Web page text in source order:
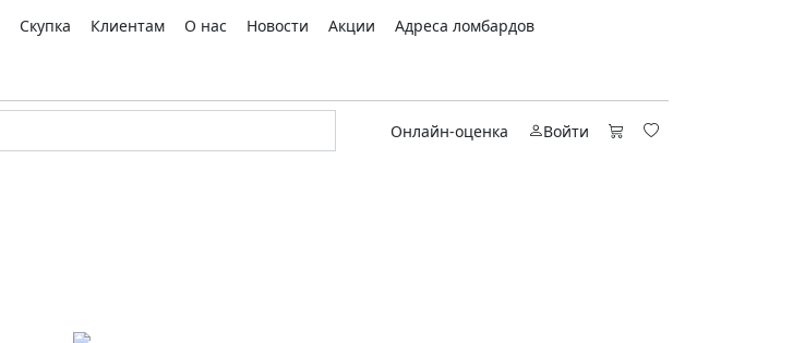
Скупка Клиентам О нас Новости Акции
Адреса ломбардов
Онлайн-оценка Войти